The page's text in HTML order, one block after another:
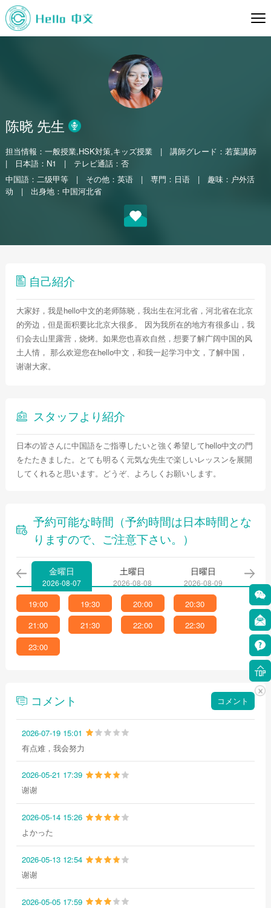
陈晓 先生
担当情報：一般授業,HSK対策,キッズ授業 |
講師グレード：若葉講師
|
日本語：N1 |
テレビ通話：否
中国語：二级甲等
| その他：英语 | 専門：日语 |
趣味：户外活
动
| 出身地：中国河北省
自己紹介
大家好，我是hello中文的老师陈晓，我出生在河北省，河北省在北京
的旁边，但是面积要比北京大很多。 因为我所在的地方有很多山，我
们会去山里露营，烧烤。如果您也喜欢自然，想要了解广阔中国的风
土人情， 那么欢迎您在hello中文，和我一起学习中文，了解中国，
谢谢大家。
スタッフより紹介
日本の皆さんに中国語をご指導したいと強く希望してhello中文の門
をたたきました。とても明るく元気な先生で楽しいレッスンを展開
してくれると思います。どうぞ、よろしくお願いします。
予約可能な時間（予約時間は日本時間とな
りますので、ご注意下さい。）
金曜日
2026-08-07
土曜日
2026-08-08
日曜日
2026-08-09
19:00 19:30 20:00
20:30
21:00
21:30 22:00
22:30
23:00
コメント コメント
2026-07-19 15:01
有点难，我会努力
2026-05-21 17:39
谢谢
2026-05-14 15:26
よかった
2026-05-13 12:54
谢谢
2026-05-05 17:59